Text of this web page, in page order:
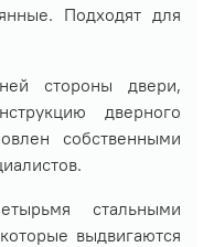
Подходят для
стороны двери,
дверного
собственными
стальными
выдвигаются